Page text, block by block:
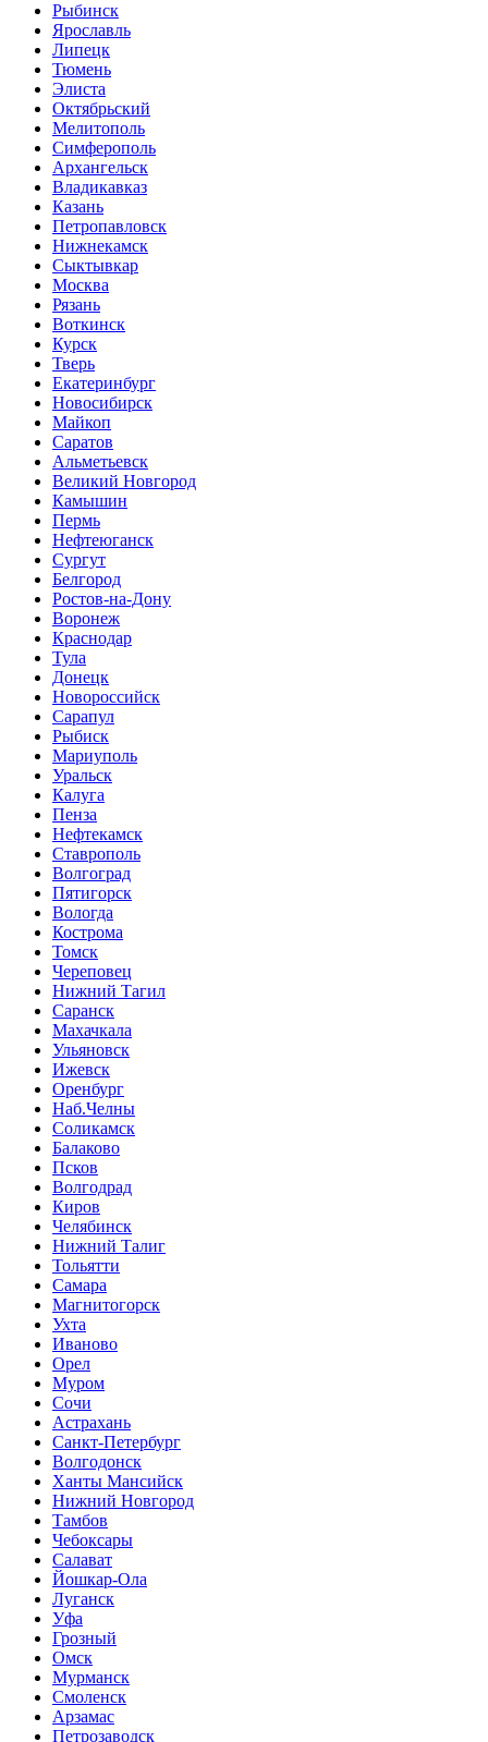
Рыбинск
Ярославль
Липецк
Тюмень
Элиста
Октябрьский
Мелитополь
Симферополь
Архангельск
Владикавказ
Казань
Петропавловск
Нижнекамск
Сыктывкар
Москва
Рязань
Воткинск
Курск
Тверь
Екатеринбург
Новосибирск
Майкоп
Саратов
Альметьевск
Великий Новгород
Камышин
Пермь
Нефтеюганск
Сургут
Белгород
Ростов-на-Дону
Воронеж
Краснодар
Тула
Донецк
Новороссийск
Сарапул
Рыбиск
Мариуполь
Уральск
Калуга
Пенза
Нефтекамск
Ставрополь
Волгоград
Пятигорск
Вологда
Кострома
Томск
Череповец
Нижний Тагил
Саранск
Махачкала
Ульяновск
Ижевск
Оренбург
Наб.Челны
Соликамск
Балаково
Псков
Волгодрад
Киров
Челябинск
Нижний Талиг
Тольятти
Самара
Магнитогорск
Ухта
Иваново
Орел
Муром
Сочи
Астрахань
Санкт-Петербург
Волгодонск
Ханты Мансийск
Нижний Новгород
Тамбов
Чебоксары
Салават
Йошкар-Ола
Луганск
Уфа
Грозный
Омск
Мурманск
Смоленск
Арзамас
Петрозаводск